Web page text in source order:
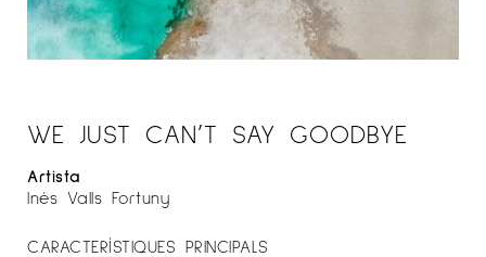
WE JUST CAN’T SAY GOODBYE
Artista
Inés Valls Fortuny
CARACTERÍSTIQUES PRINCIPALS